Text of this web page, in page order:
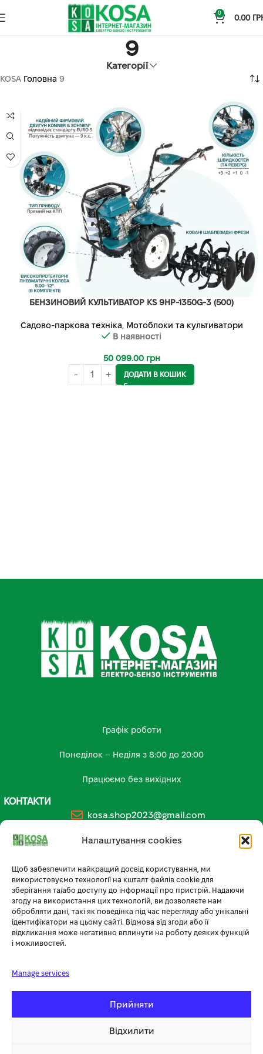
Налаштування cookies
Щоб забезпечити найкращий досвід користування, ми
використовуємо технології на кшталт файлів cookie для
зберігання та/або доступу до інформації про пристрій. Надаючи
згоду на використання цих технологій, ви дозволяєте нам
обробляти дані, такі як поведінка під час перегляду або унікальні
ідентифікатори на цьому сайті. Відмова від згоди або її
відкликання може негативно вплинути на роботу деяких функцій
і можливостей.
Manage services
Прийняти
Відхилити
0
0.00
9
Категорії
KOSA Головна 9
БЕНЗИНОВИЙ КУЛЬТИВАТОР KS 9HP-1350G-3 (500)
Садово-паркова техніка, Мотоблоки та культиватори
В наявності
50 099.00 грн
ДОДАТИ В КОШИК
Графік роботи
Понеділок – Неділя з 8:00 до 20:00
Працюємо без вихідних
КОНТАКТИ
kosa.shop2023@gmail.com
+38 (096) 185-94-30
🏪 МАГАЗИН KOSA У ТЕРНОПОЛІ
вул. Бродівська, 14
🕘 Пн–Нд: 08:00–20:00 📞096 796 14 54